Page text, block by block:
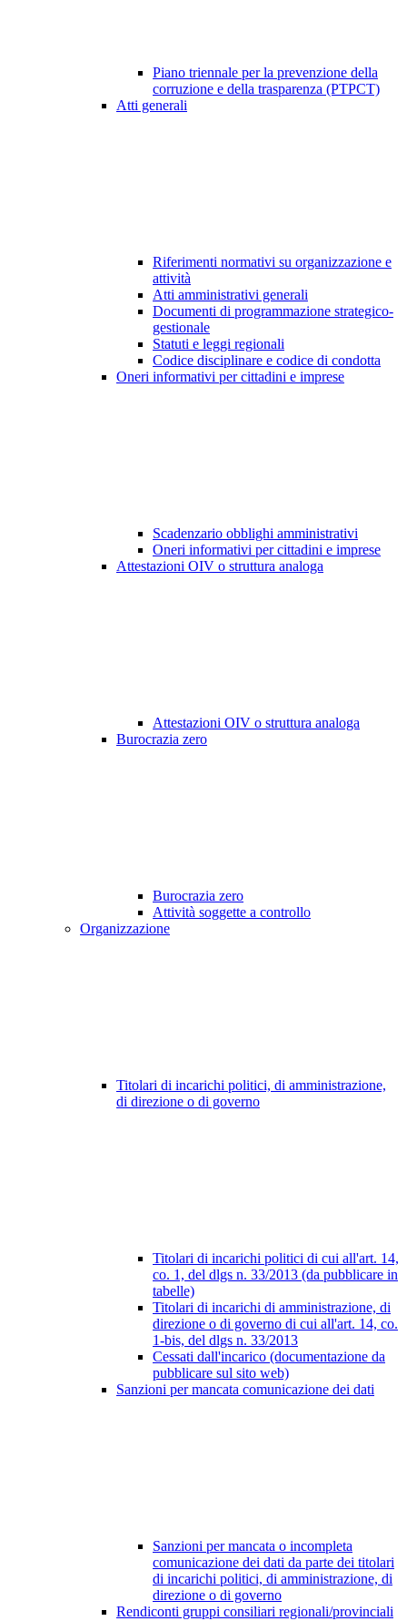
Piano triennale per la prevenzione della
corruzione e della trasparenza (PTPCT)
Atti generali
Riferimenti normativi su organizzazione e
attività
Atti amministrativi generali
Documenti di programmazione strategico-
gestionale
Statuti e leggi regionali
Codice disciplinare e codice di condotta
Oneri informativi per cittadini e imprese
Scadenzario obblighi amministrativi
Oneri informativi per cittadini e imprese
Attestazioni OIV o struttura analoga
Attestazioni OIV o struttura analoga
Burocrazia zero
Burocrazia zero
Attività soggette a controllo
Organizzazione
Titolari di incarichi politici, di amministrazione,
di direzione o di governo
Titolari di incarichi politici di cui all'art. 14,
co. 1, del dlgs n. 33/2013 (da pubblicare in
tabelle)
Titolari di incarichi di amministrazione, di
direzione o di governo di cui all'art. 14, co.
1-bis, del dlgs n. 33/2013
Cessati dall'incarico (documentazione da
pubblicare sul sito web)
Sanzioni per mancata comunicazione dei dati
Sanzioni per mancata o incompleta
comunicazione dei dati da parte dei titolari
di incarichi politici, di amministrazione, di
direzione o di governo
Rendiconti gruppi consiliari regionali/provinciali